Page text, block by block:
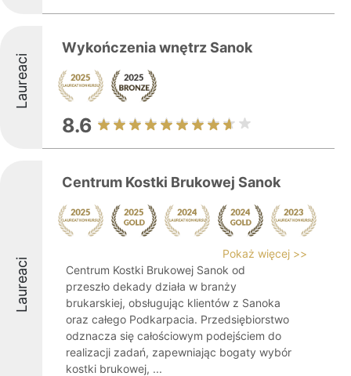
Laureaci
Wykończenia wnętrz Sanok
8.6
Laureaci
Centrum Kostki Brukowej Sanok
Pokaż więcej >>
Centrum Kostki Brukowej Sanok od
przeszło dekady działa w branży
brukarskiej, obsługując klientów z Sanoka
oraz całego Podkarpacia. Przedsiębiorstwo
odznacza się całościowym podejściem do
realizacji zadań, zapewniając bogaty wybór
kostki brukowej, ...